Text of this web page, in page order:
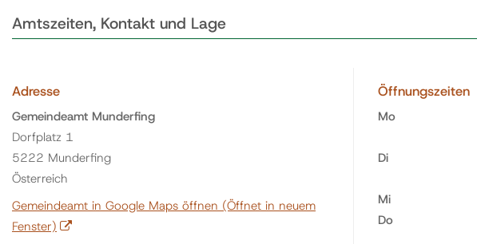
Amtszeiten, Kontakt und Lage
Adresse
Gemeindeamt Munderfing
Dorfplatz 1
5222 Munderfing
Österreich
Gemeindeamt in Google Maps öffnen (Öffnet in neuem
Fenster)
Öffnungszeiten
Mo
Di
Mi
Do